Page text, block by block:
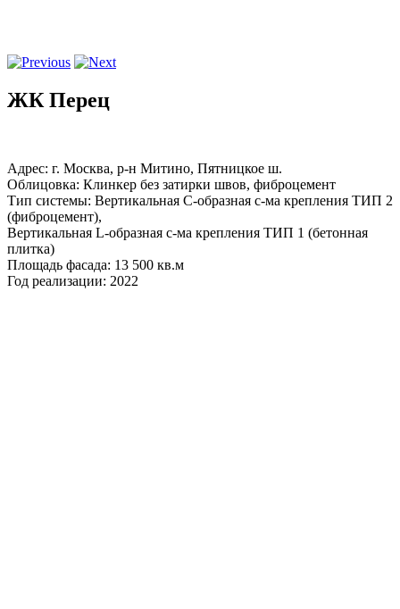
ЖК Перец
Адрес: г. Москва, р-н Митино, Пятницкое ш.
Облицовка: Клинкер без затирки швов, фиброцемент
Тип системы: Вертикальная С-образная с-ма крепления ТИП 2
(фиброцемент),
Вертикальная L-образная с-ма крепления ТИП 1 (бетонная
плитка)
Площадь фасада: 13 500 кв.м
Год реализации: 2022